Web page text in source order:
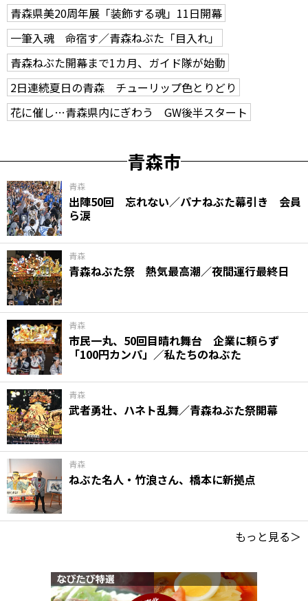
青森県美20周年展「装飾する魂」11日開幕
一筆入魂 命宿す／青森ねぶた「目入れ」
青森ねぶた開幕まで1カ月、ガイド隊が始動
2日連続夏日の青森 チューリップ色とりどり
花に催し…青森県内にぎわう GW後半スタート
青森市
青森
出陣50回 忘れない／パナねぶた幕引き 会員
ら涙
青森
青森ねぶた祭 熱気最高潮／夜間運行最終日
青森
市民一丸、50回目晴れ舞台 企業に頼らず
「100円カンパ」／私たちのねぶた
青森
武者勇壮、ハネト乱舞／青森ねぶた祭開幕
青森
ねぶた名人・竹浪さん、橋本に新拠点
もっと見る＞